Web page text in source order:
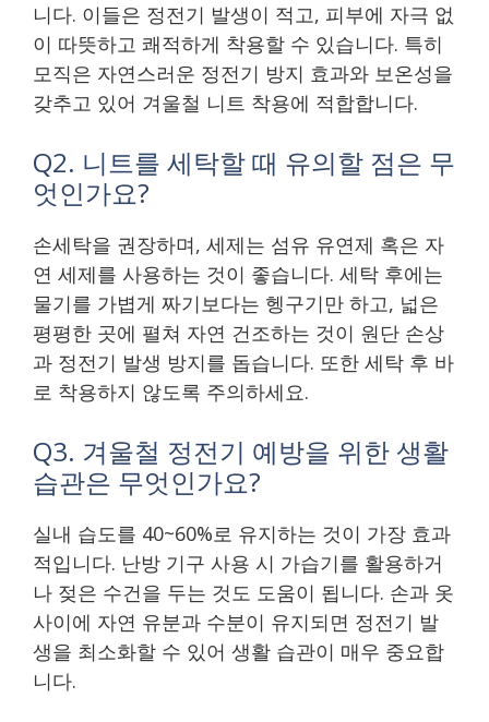
니다. 이들은 정전기 발생이 적고, 피부에 자극 없
이 따뜻하고 쾌적하게 착용할 수 있습니다. 특히
모직은 자연스러운 정전기 방지 효과와 보온성을
갖추고 있어 겨울철 니트 착용에 적합합니다.
Q2. 니트를 세탁할 때 유의할 점은 무
엇인가요?
손세탁을 권장하며, 세제는 섬유 유연제 혹은 자
연 세제를 사용하는 것이 좋습니다. 세탁 후에는
물기를 가볍게 짜기보다는 헹구기만 하고, 넓은
평평한 곳에 펼쳐 자연 건조하는 것이 원단 손상
과 정전기 발생 방지를 돕습니다. 또한 세탁 후 바
로 착용하지 않도록 주의하세요.
Q3. 겨울철 정전기 예방을 위한 생활
습관은 무엇인가요?
실내 습도를 40~60%로 유지하는 것이 가장 효과
적입니다. 난방 기구 사용 시 가습기를 활용하거
나 젖은 수건을 두는 것도 도움이 됩니다. 손과 옷
사이에 자연 유분과 수분이 유지되면 정전기 발
생을 최소화할 수 있어 생활 습관이 매우 중요합
니다.